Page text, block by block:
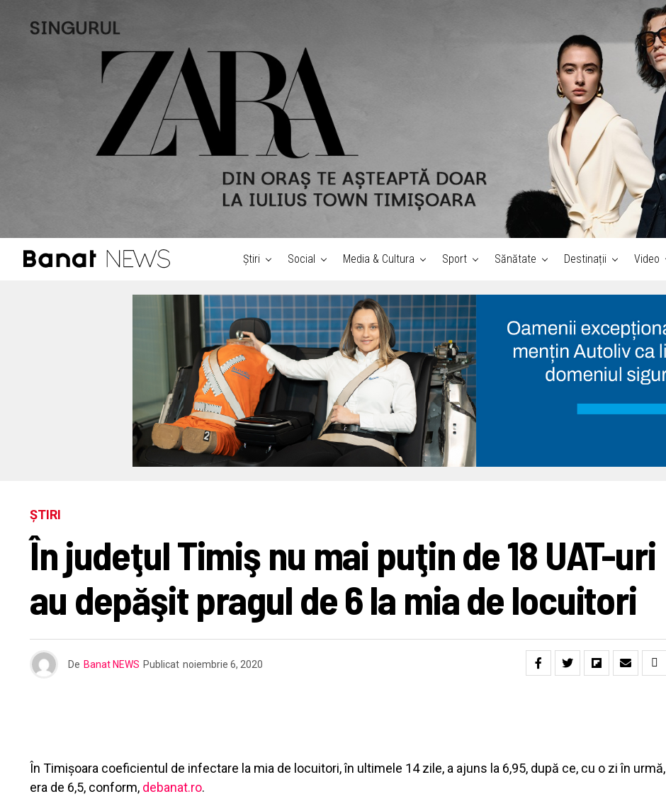
Știri Social Media & Cultura Sport Sănătate Destinații Video
ȘTIRI
În judeţul Timiş nu mai puţin de 18 UAT-uri
au depăşit pragul de 6 la mia de locuitori
De Banat NEWS Publicat noiembrie 6, 2020
În Timişoara coeficientul de infectare la mia de locuitori, în ultimele 14 zile, a ajuns la 6,95, după ce, cu o zi în urmă,
era de 6,5, conform, debanat.ro.